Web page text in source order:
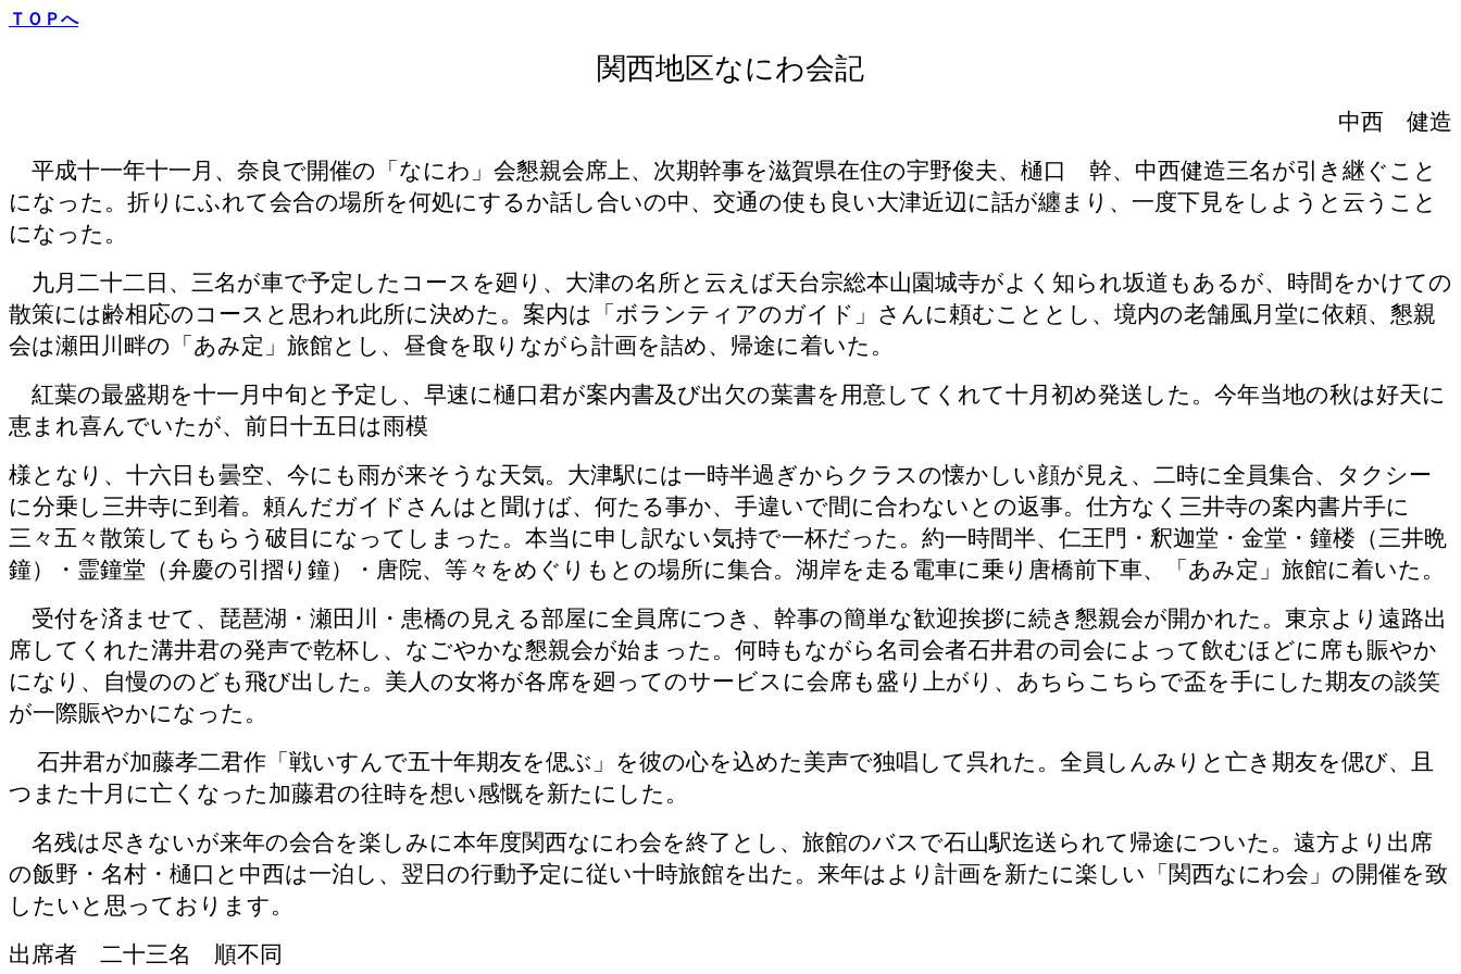
ＴＯＰへ
関西地区なにわ会記
中西 健造
平成十一年十一月、奈良で開催の「なにわ」会懇親会席上、次期幹事を滋賀県在住の宇野俊夫、樋口 幹、中西健造三名が引き継ぐこと
になった。折りにふれて会合の場所を何処にするか話し合いの中、交通の使も良い大津近辺に話が纏まり、一度下見をしようと云うこと
になった。
九月二十二日、三名が車で予定したコースを廻り、大津の名所と云えば天台宗総本山園城寺がよく知られ坂道もあるが、時間をかけての
散策には齢相応のコースと思われ此所に決めた。案内は「ボランティアのガイド」さんに頼むこととし、境内の老舗風月堂に依頼、懇親
会は瀬田川畔の「あみ定」旅館とし、昼食を取りながら計画を詰め、帰途に着いた。
紅葉の最盛期を十一月中旬と予定し、早速に樋口君が案内書及び出欠の葉書を用意してくれて十月初め発送した。今年当地の秋は好天に
恵まれ喜んでいたが、前日十五日は雨模
様となり、十六日も曇空、今にも雨が来そうな天気。大津駅には一時半過ぎからクラスの懐かしい顔が見え、二時に全員集合、タクシー
に分乗し三井寺に到着。頼んだガイドさんはと聞けば、何たる事か、手違いで間に合わないとの返事。仕方なく三井寺の案内書片手に
三々五々散策してもらう破目になってしまった。本当に申し訳ない気持で一杯だった。約一時間半、仁王門・釈迦堂・金堂・鐘楼（三井晩
鐘）・霊鐘堂（弁慶の引摺り鐘）・唐院、等々をめぐりもとの場所に集合。湖岸を走る電車に乗り唐橋前下車、「あみ定」旅館に着いた。
受付を済ませて、琵琶湖・瀬田川・患橋の見える部屋に全員席につき、幹事の簡単な歓迎挨拶に続き懇親会が開かれた。東京より遠路出
席してくれた溝井君の発声で乾杯し、なごやかな懇親会が始まった。何時もながら名司会者石井君の司会によって飲むほどに席も賑やか
になり、自慢ののども飛び出した。美人の女将が各席を廻ってのサービスに会席も盛り上がり、あちらこちらで盃を手にした期友の談笑
が一際賑やかになった。
石井君が加藤孝二君作「戦いすんで五十年期友を偲ぶ」を彼の心を込めた美声で独唱して呉れた。全員しんみりと亡き期友を偲び、且
つまた十月に亡くなった加藤君の往時を想い感慨を新たにした。
名残は尽きないが来年の会合を楽しみに本年度関西なにわ会を終了とし、旅館のバスで石山駅迄送られて帰途についた。遠方より出席
の飯野・名村・樋口と中西は一泊し、翌日の行動予定に従い十時旅館を出た。来年はより計画を新たに楽しい「関西なにわ会」の開催を致
したいと思っております。
出席者 二十三名 順不同